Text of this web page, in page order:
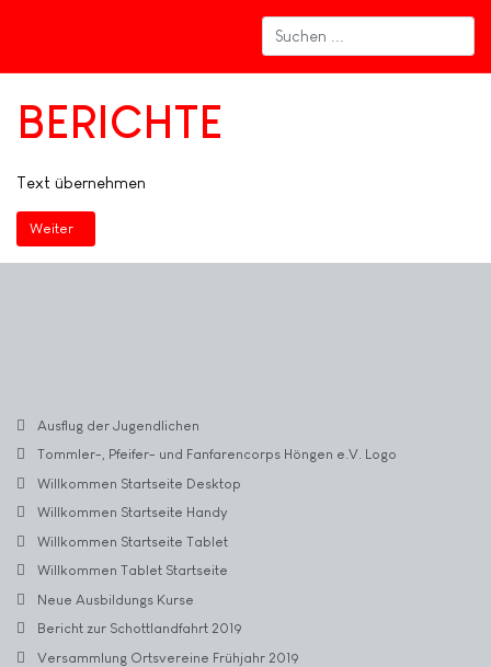
BERICHTE
Text übernehmen
Nächster Beitrag: Willkommen Startseite Tablet
Weiter
Ausflug der Jugendlichen
Tommler-, Pfeifer- und Fanfarencorps Höngen e.V. Logo
Willkommen Startseite Desktop
Willkommen Startseite Handy
Willkommen Startseite Tablet
Willkommen Tablet Startseite
Neue Ausbildungs Kurse
Bericht zur Schottlandfahrt 2019
Versammlung Ortsvereine Frühjahr 2019